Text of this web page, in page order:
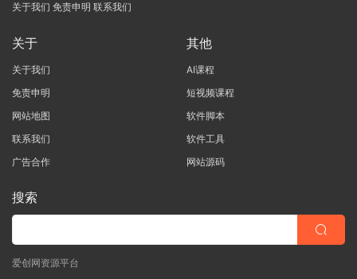
关于我们 免责申明 联系我们
关于
关于我们
免责申明
网站地图
联系我们
广告合作
其他
AI课程
短视频课程
软件脚本
软件工具
网站源码
搜索
爱创网资源平台